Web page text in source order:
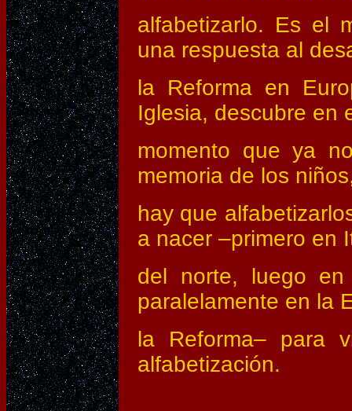
alfabetizarlo. Es el
una respuesta al
la Reforma en
Iglesia, descubre en
momento que ya
memoria de los
hay que
a nacer –primero en
del norte, luego
paralelamente en la
la Reforma– para
alfabetización.